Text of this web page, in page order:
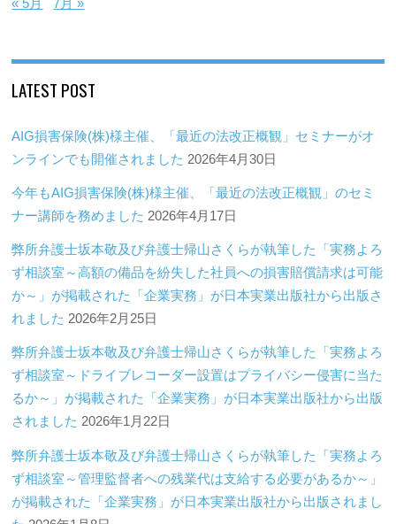
LATEST POST
AIG損害保険(株)様主催、「最近の法改正概観」セミナーがオ
ンラインでも開催されました 2026年4月30日
今年もAIG損害保険(株)様主催、「最近の法改正概観」のセミ
ナー講師を務めました 2026年4月17日
弊所弁護士坂本敬及び弁護士帰山さくらが執筆した「実務よろ
ず相談室～高額の備品を紛失した社員への損害賠償請求は可能
か～」が掲載された「企業実務」が日本実業出版社から出版さ
れました 2026年2月25日
弊所弁護士坂本敬及び弁護士帰山さくらが執筆した「実務よろ
ず相談室～ドライブレコーダー設置はプライバシー侵害に当た
るか～」が掲載された「企業実務」が日本実業出版社から出版
されました 2026年1月22日
弊所弁護士坂本敬及び弁護士帰山さくらが執筆した「実務よろ
ず相談室～管理監督者への残業代は支給する必要があるか～」
が掲載された「企業実務」が日本実業出版社から出版されまし